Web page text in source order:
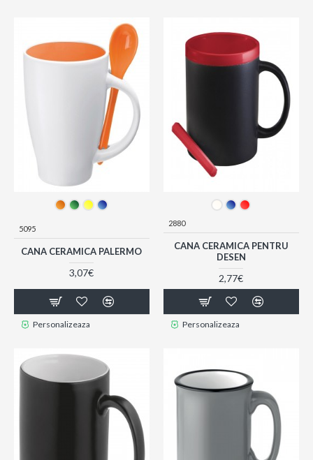
5095
CANA CERAMICA PALERMO
3,07€
Personalizeaza
2880
CANA CERAMICA PENTRU
DESEN
2,77€
Personalizeaza